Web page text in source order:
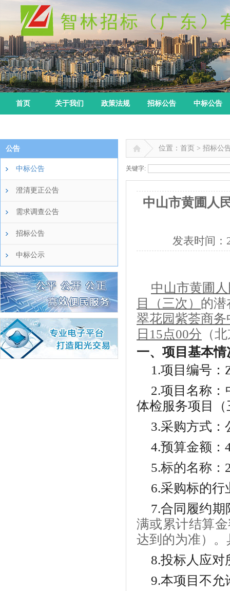
首页 关于我们 政策法规 招标公告 中标公告
公告
中标公告
澄清更正公告
需求调查公告
招标公告
中标公示
位置：首页 > 招标公
关键字:
中山市黄圃人
发表时间：
中山市黄圃
目（三次） 的潜
翠花园紫荟商务
日 15点00分 （
一、项目基本情
1.项目编号：
2.项目名称：
体检服务项目（
3.采购方式：
4.预算金额：
5.标的名称：
6.采购标的行
7.合同履约期
满或累计结算
达到的为准）
8.投标人应对
9.本项目不允